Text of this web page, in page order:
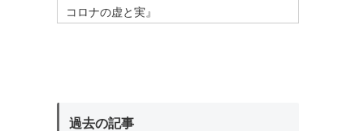
コロナの虚と実』
過去の記事